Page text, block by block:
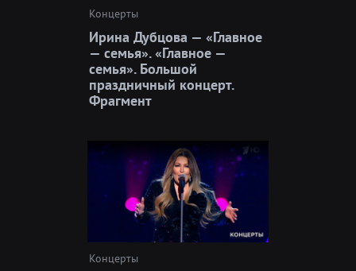
Концерты
Ирина Дубцова — «Главное
— семья». «Главное —
семья». Большой
праздничный концерт.
Фрагмент
Концерты